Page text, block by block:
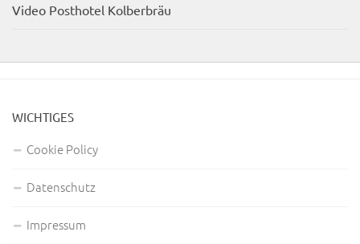
Video Posthotel Kolberbräu
WICHTIGES
Cookie Policy
Datenschutz
Impressum